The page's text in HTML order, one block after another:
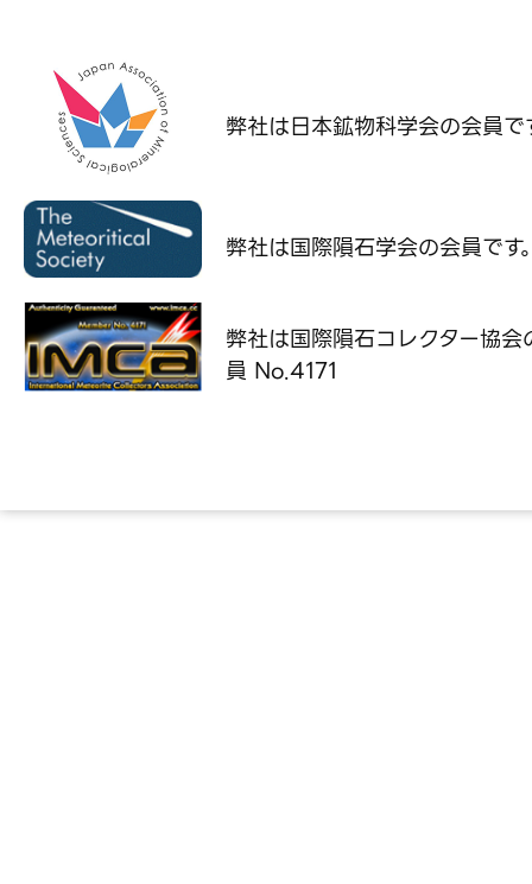
弊社は日本鉱物科学会の会員で
弊社は国際隕石学会の会員です
弊社は国際隕石コレクター協会
員 No.4171